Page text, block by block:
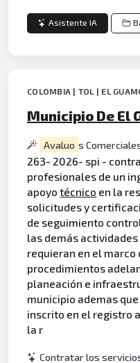
Asistente IA
COLOMBIA | TOL | EL
Municipio De El
Avaluo s
263- 2026- spi -
profesionales de un
apoyotécnico en la
solicitudes y
de seguimiento
las demás
requieran en el marco
procedimientos
planeación e
municipio ademas
inscrito en el registro
la r
Contratar los